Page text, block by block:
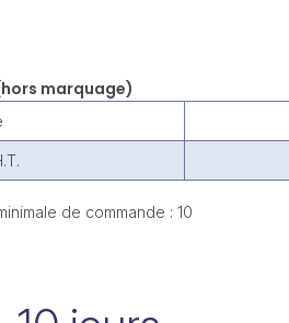
marquage)
de commande : 10